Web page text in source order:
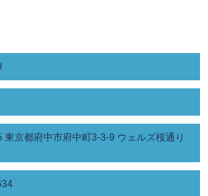
東京都府中市府中町3-3-9 ウェルズ桜通り